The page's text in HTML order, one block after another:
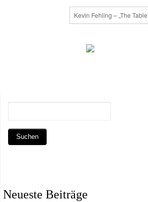
Kevin Fehling – „The
Neueste Beiträge